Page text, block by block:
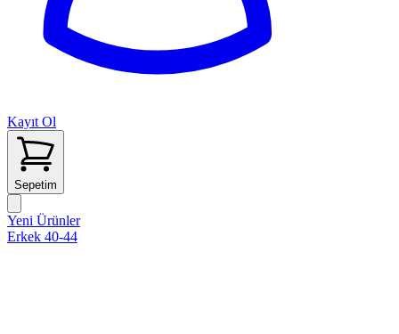
Kayıt Ol
Sepetim
Yeni Ürünler
Erkek 40-44